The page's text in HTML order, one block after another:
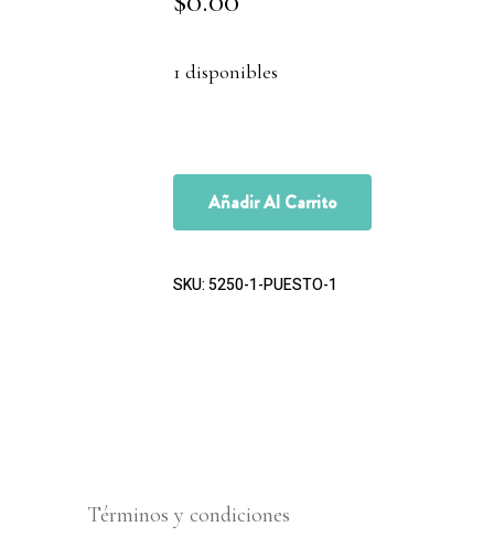
1 disponibles
Añadir Al Carrito
SKU:5250-1-PUESTO-1
Términos y condiciones